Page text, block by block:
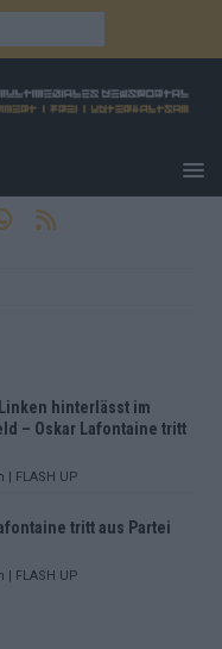
hinterlässt im
– Oskar Lafontaine tritt
| FLASH UP
tritt aus Partei
| FLASH UP